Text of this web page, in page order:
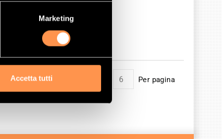
Marketing
Accetta tutti Per pagina